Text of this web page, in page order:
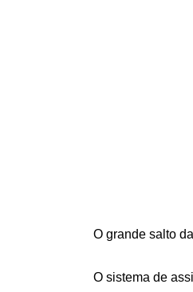
O grande salto
O sistema de